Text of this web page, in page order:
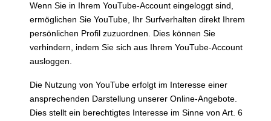
Wenn Sie in Ihrem YouTube-Account eingeloggt sind,
ermöglichen Sie YouTube, Ihr Surfverhalten direkt Ihrem
persönlichen Profil zuzuordnen. Dies können Sie
verhindern, indem Sie sich aus Ihrem YouTube-Account
ausloggen.
Die Nutzung von YouTube erfolgt im Interesse einer
ansprechenden Darstellung unserer Online-Angebote.
Dies stellt ein berechtigtes Interesse im Sinne von Art. 6